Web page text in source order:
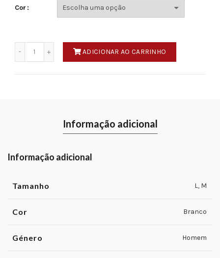
35.00€.25.00€.
Cor
Quantidade
ADICIONAR AO CARRINHO
Informação adicional
Informação adicional
Tamanho L, M
Cor Branco
Género Homem